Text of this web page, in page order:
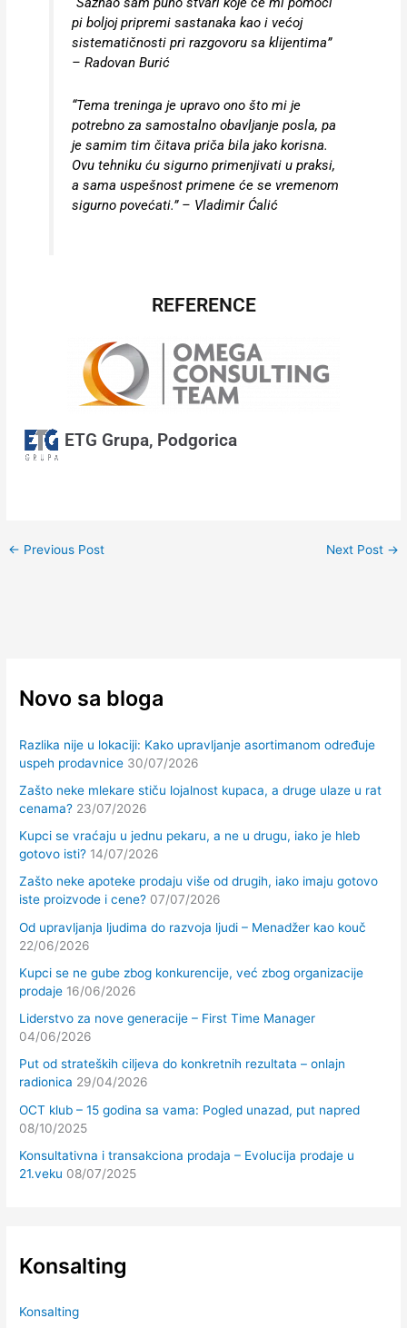
pi boljoj pripremi sastanaka kao i većoj
sistematičnosti pri razgovoru sa klijentima”
– Radovan Burić
“Tema treninga je upravo ono što mi je
potrebno za samostalno obavljanje posla, pa
je samim tim čitava priča bila jako korisna.
Ovu tehniku ću sigurno primenjivati u praksi,
a sama uspešnost primene će se vremenom
sigurno povećati.” – Vladimir Ćalić
REFERENCE
ETG Grupa, Podgorica
← Previous Post Next Post →
Novo sa bloga
Razlika nije u lokaciji: Kako upravljanje asortimanom određuje
uspeh prodavnice 30/07/2026
Zašto neke mlekare stiču lojalnost kupaca, a druge ulaze u rat
cenama? 23/07/2026
Kupci se vraćaju u jednu pekaru, a ne u drugu, iako je hleb
gotovo isti? 14/07/2026
Zašto neke apoteke prodaju više od drugih, iako imaju gotovo
iste proizvode i cene? 07/07/2026
Od upravljanja ljudima do razvoja ljudi – Menadžer kao kouč
22/06/2026
Kupci se ne gube zbog konkurencije, već zbog organizacije
prodaje 16/06/2026
Liderstvo za nove generacije – First Time Manager
04/06/2026
Put od strateških ciljeva do konkretnih rezultata – onlajn
radionica 29/04/2026
OCT klub – 15 godina sa vama: Pogled unazad, put napred
08/10/2025
Konsultativna i transakciona prodaja – Evolucija prodaje u
21.veku 08/07/2025
Konsalting
Konsalting